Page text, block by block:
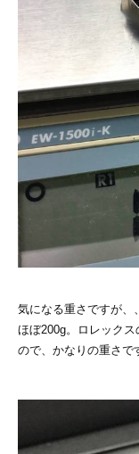
気になる重さですが、
ほぼ200g。ロレック
ので、かなりの重さで